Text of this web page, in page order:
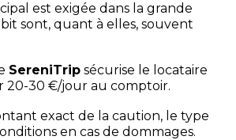
est exigée dans la grande
sont, quant à elles, souvent
SereniTrip sécurise le locataire
20-30 €/jour au comptoir.
exact de la caution, le type
en cas de dommages.